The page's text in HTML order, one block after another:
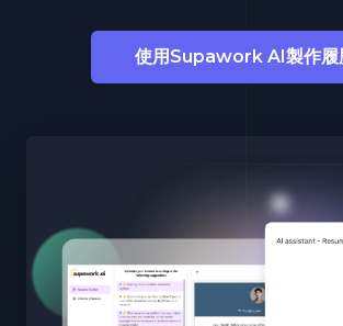
使用Supawork AI製作履